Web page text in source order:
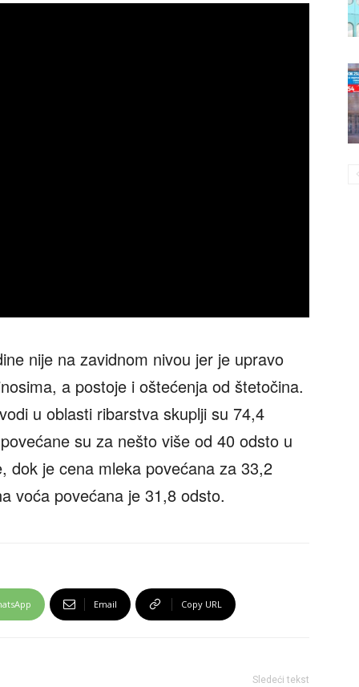
nije na zavidnom nivou jer je upravo
a postoje i oštećenja od štetočina.
u oblasti ribarstva skuplji su 74,4
su za nešto više od 40 odsto u
dok je cena mleka povećana za 33,2
voća povećana je 31,8 odsto.
Email Copy URL
Sledeći tekst